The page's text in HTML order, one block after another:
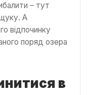
– тут
А
відпочинку
поряд озера
в